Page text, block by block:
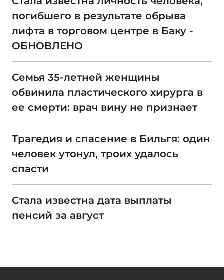
погибшего в результате обрыва
лифта в торговом центре в Баку -
ОБНОВЛЕНО
Семья 35-летней женщины
обвинила пластического хирурга в
ее смерти: врач вину не признает
Трагедия и спасение в Бильгя: один
человек утонул, троих удалось
спасти
Стала известна дата выплаты
пенсий за август